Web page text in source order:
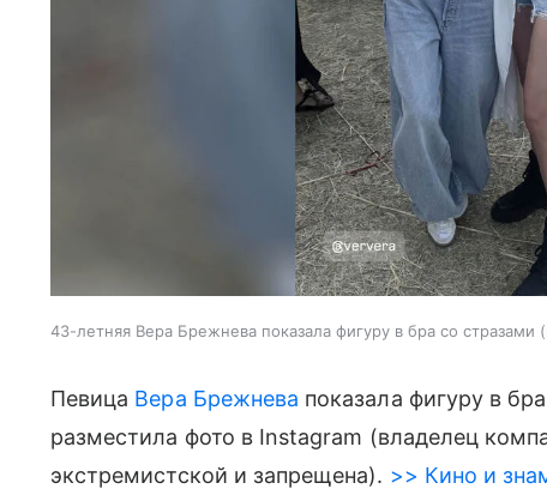
43-летняя Вера Брежнева показала фигуру в бра со стразами
Певица Вера Брежнева показала фигуру в
разместила фото в Instagram (владелец
экстремистской и запрещена). >> Кино и